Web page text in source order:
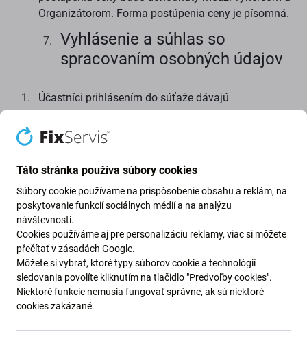
Organizátorom. Forma postúpenia ceny je písomná.
Vyhlásenie a súhlas so
spracovaním osobných údajov
Účastníci prihlásením do súťaže dávajú
Organizátorovi svoj výslovný súhlas so spracovaním
osobných údajov, ktorými sú poskytnuté
identifikačné údaje účastníka súťaže (meno,
priezvisko, mailová adresa, spoločnosť) ako aj so
spracovaním údajov
za účelom realizácie súťaže a odovzdania
výhry v priebehu súťaže a po jej skončení,
pre potreby riadnej identifikácie účastníka
súťaže,
pre zasielanie obchodnej a marketingovej
komunikácie ako sú informácie o
Organizátoroch, ich obchodných partneroch a
Táto stránka používa súbory cookies
Súbory cookie používame na prispôsobenie obsahu a reklám, na
poskytovanie funkcií sociálnych médií a na analýzu
návštevnosti.
Cookies používáme aj pre personalizáciu reklamy, viac si môžete
přečítať vzásadách Google.
Môžete si vybrať, ktoré typy súborov cookie a technológií
sledovania povolíte kliknutím na tlačidlo "Predvoľby cookies".
Niektoré funkcie nemusia fungovať správne, ak sú niektoré
cookies zakázané.